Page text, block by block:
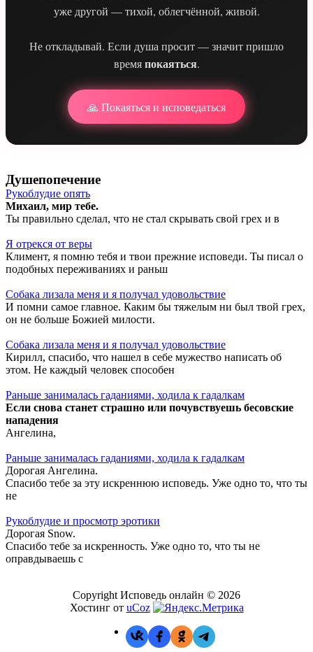
уже другой — тихой, облегчённой, живой.
Не откладывай. Если душа просит — значит пришло
времяпокаяться.
🙏 Покаяться и исповедаться
Душепопечение
Рукоблудие опять
Михаил, мир тебе.
Ты правильно сделал, что не стал скрывать свой грех и в
Я отрекся от веры
Климент, я помню тебя и твои прежние исповеди. Ты писал о
подобных переживаниях и раньш
Собака лизала меня и я получал удовольствие
И помни самое главное. Каким бы тяжелым ни был твой грех,
он не больше Божией милости.
Собака лизала меня и я получал удовольствие
Кирилл, спасибо, что нашел в себе мужество написать об
этом. Не каждый человек способен
Раньше занималась гаданиями, ходила к гадалкам
Если снова станет страшно или почувствуешь бесовские
нападения
Ангелина,
Раньше занималась гаданиями, ходила к гадалкам
Дорогая Ангелина.
Спасибо тебе за эту искреннюю исповедь. Уже одно то, что ты
не
Рукоблудие и просмотр эротики
Дорогая Snow.
Спасибо тебе за искренность. Уже одно то, что ты не
оправдываешь с
Copyright Исповедь онлайн © 2026
Хостинг от uCoz